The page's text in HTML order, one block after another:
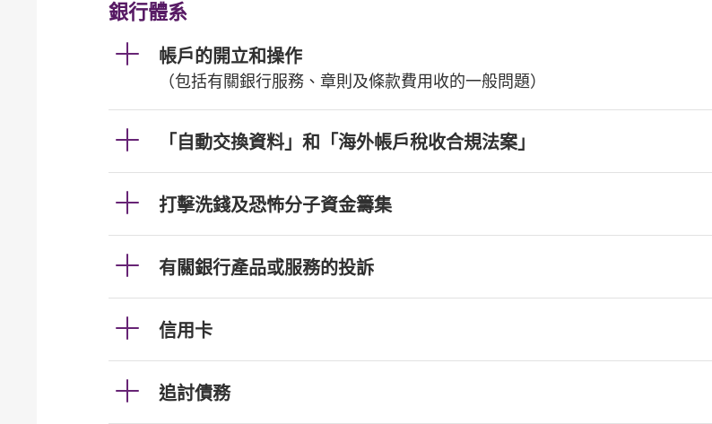
銀行體系
帳戶的開立和操作
（包括有關銀行服務、章則及條款費用收的一般問題）
「自動交換資料」和「海外帳戶稅收合規法案」
打擊洗錢及恐怖分子資金籌集
有關銀行產品或服務的投訴
信用卡
追討債務